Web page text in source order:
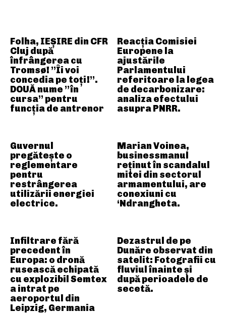
Folha, IEȘIRE din CFR
Cluj după
înfrângerea cu
Tromsø! ”Îi voi
concedia pe toți!”.
DOUĂ nume ”în
cursa” pentru
funcția de antrenor
Reacția Comisiei
Europene la
ajustările
Parlamentului
referitoare la legea
de decarbonizare:
analiza efectului
asupra PNRR.
Guvernul
pregătește o
reglementare
pentru
restrângerea
utilizării energiei
electrice.
Marian Voinea,
businessmanul
reținut în scandalul
mitei din sectorul
armamentului, are
conexiuni cu
‘Ndrangheta.
Infiltrare fără
precedent în
Europa: o dronă
rusească echipată
cu explozibil Semtex
a intrat pe
aeroportul din
Leipzig, Germania
Dezastrul de pe
Dunăre observat din
satelit: Fotografii cu
fluviul înainte și
după perioadele de
secetă.